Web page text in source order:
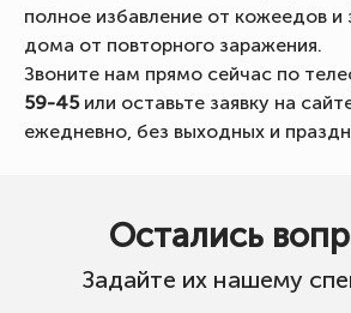
полное избавление от кожеедов и
дома от повторного заражения.
Звоните нам прямо сейчас по
59-45или оставьте заявку на
ежедневно, без выходных и
Остались
Задайте их нашему